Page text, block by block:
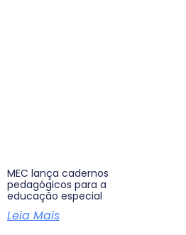
MEC lança cadernos
pedagógicos para a
educação especial
Leia Mais